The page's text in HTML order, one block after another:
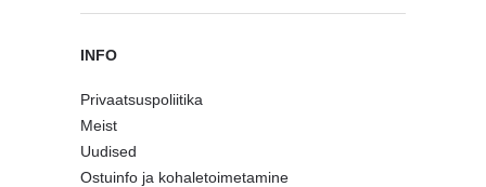
INFO
Privaatsuspoliitika
Meist
Uudised
Ostuinfo ja kohaletoimetamine